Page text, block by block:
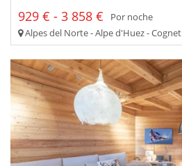
929 € - 3 858 €
Por noche
Alpes del Norte - Alpe d'Huez - Cognet